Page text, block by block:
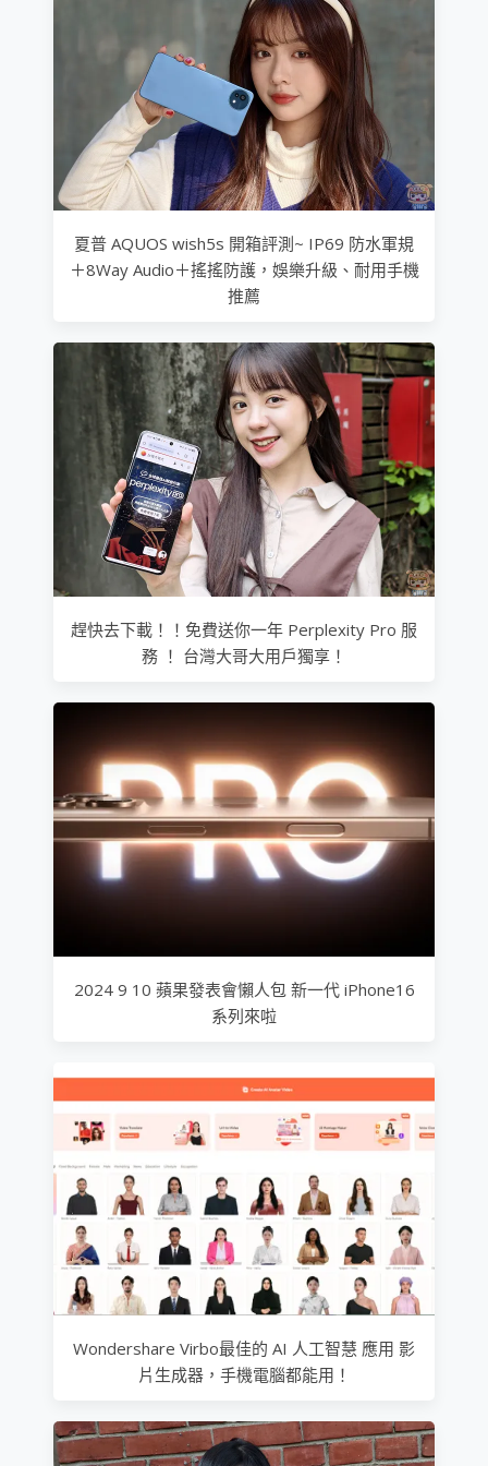
夏普 AQUOS wish5s 開箱評測~ IP69 防水軍規
＋8Way Audio＋搖搖防護，娛樂升級、耐用手機
推薦
趕快去下載！！免費送你一年 Perplexity Pro 服
務 ！ 台灣大哥大用戶獨享！
2024 9 10 蘋果發表會懶人包 新一代 iPhone16
系列來啦
Wondershare Virbo最佳的 AI 人工智慧 應用 影
片生成器，手機電腦都能用！